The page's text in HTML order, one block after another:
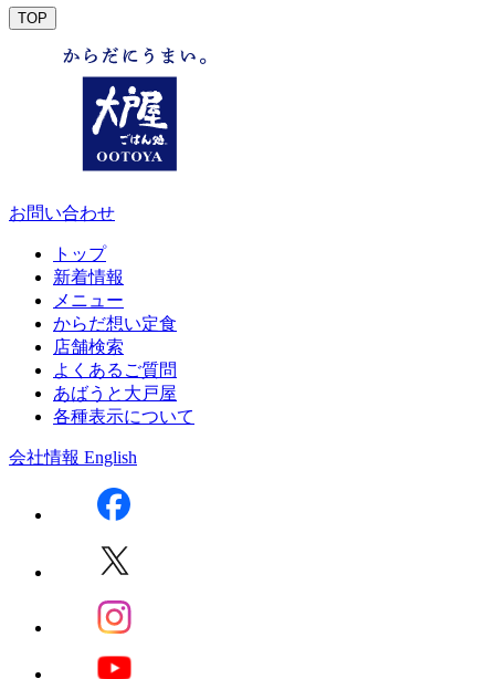
TOP
お問い合わせ
トップ
新着情報
メニュー
からだ想い定食
店舗検索
よくあるご質問
あばうと大戸屋
各種表示について
会社情報 English